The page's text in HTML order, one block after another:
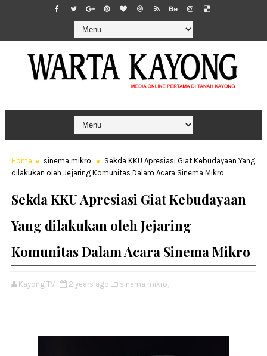
Home sinema mikro
Sekda KKU Apresiasi Giat Kebudayaan Yang
dilakukan oleh Jejaring Komunitas Dalam Acara Sinema Mikro
Sekda KKU Apresiasi Giat Kebudayaan
Yang dilakukan oleh Jejaring
Komunitas Dalam Acara Sinema Mikro
Kayong TV 2 years ago sinema mikro,